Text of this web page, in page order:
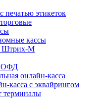
печатью этикеток
кассы
Штрих-М
ОФД
онлайн-касса
касса с эквайрингом
терминалы